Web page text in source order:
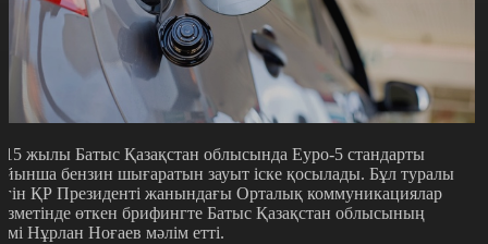
жылы Батыс Қазақстан облысында Еуро-5 стандарты
бензин шығаратын зауыт іске қосылады. Бұл туралы
ҚР Президенті жанындағы Орталық коммуникациялар
өткен брифингте Батыс Қазақстан облысының
Нұрлан Ноғаев мәлім етті.